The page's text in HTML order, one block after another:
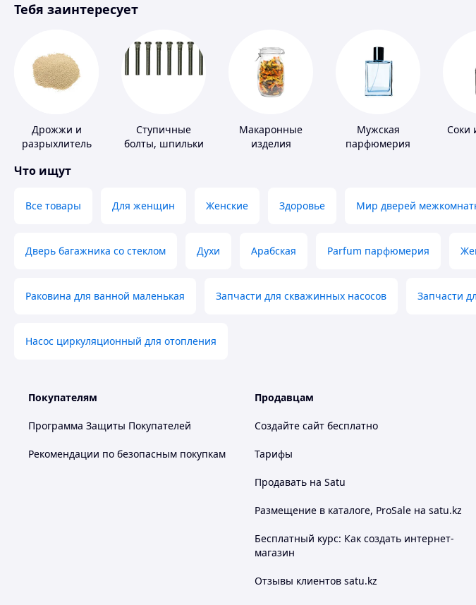
Инструмент
Тебя заинтересует
Дрожжи и
разрыхлитель
Ступичные
болты, шпильки
Макаронные
изделия
Мужская
парфюмерия
Соки
Что ищут
Все товары Для женщин Женские Здоровье Мир дверей
Дверь багажника со стеклом Духи Арабская Parfum парфюмерия
Раковина для ванной маленькая Запчасти для скважинных насосов Запчасти
Насос циркуляционный для отопления
Покупателям
Программа Защиты Покупателей
Рекомендации по безопасным покупкам
Продавцам
Создайте сайт бесплатно
Тарифы
Продавать на Satu
Размещение в каталоге, ProSale на satu.kz
Бесплатный курс: Как создать интернет-
магазин
Отзывы клиентов satu.kz